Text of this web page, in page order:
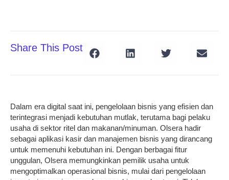
Share This Post
Dalam era digital saat ini, pengelolaan bisnis yang efisien dan
terintegrasi menjadi kebutuhan mutlak, terutama bagi pelaku
usaha di sektor ritel dan makanan/minuman. Olsera hadir
sebagai aplikasi kasir dan manajemen bisnis yang dirancang
untuk memenuhi kebutuhan ini. Dengan berbagai fitur
unggulan, Olsera memungkinkan pemilik usaha untuk
mengoptimalkan operasional bisnis, mulai dari pengelolaan